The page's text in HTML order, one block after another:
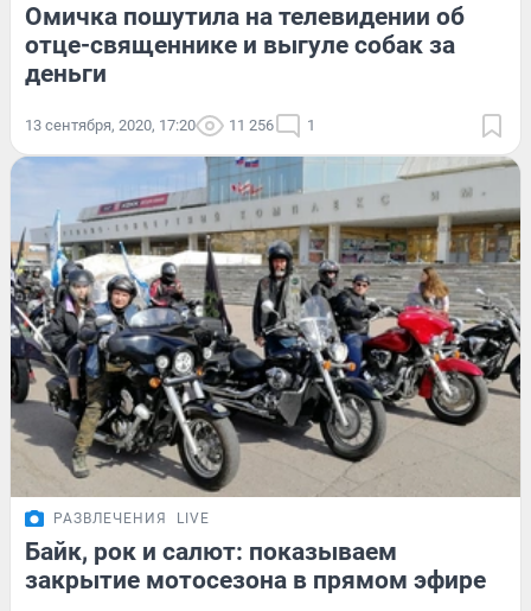
Омичка пошутила на телевидении об
отце-священнике и выгуле собак за
деньги
13 сентября, 2020, 17:20 11 256 1
РАЗВЛЕЧЕНИЯ LIVE
Байк, рок и салют: показываем
закрытие мотосезона в прямом эфире